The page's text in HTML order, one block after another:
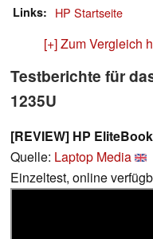
Links HP Startseite
[+] Zum Vergleich
Testberichte für
1235U
[REVIEW] HP
Quelle: Laptop Media
Einzeltest, online